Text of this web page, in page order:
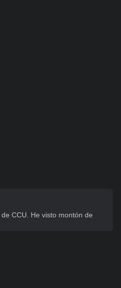
CCU. He visto montón de